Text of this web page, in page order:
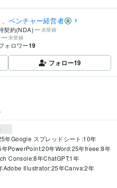
ベンチャー経営者
契約(NDA) 未登録
未登録
ォロワー19
フォロー19
年Google スプレッドシート:10年
年PowerPoint:20年Word:25年freee:8年
Console:8年ChatGPT:1年
Adobe Illustrator:25年Canva:2年